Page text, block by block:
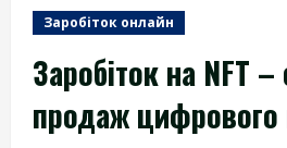
Заробіток онлайн
Заробіток на NFT
продаж цифрового